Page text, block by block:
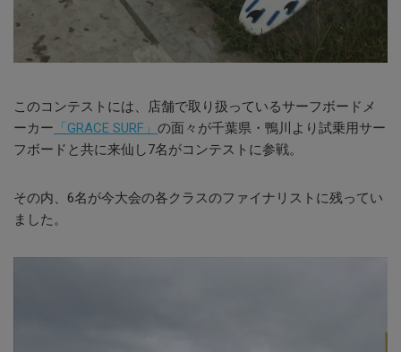
このコンテストには、店舗で取り扱っているサーフボードメ
ーカー 「GRACE SURF」 の面々が千葉県・鴨川より試乗用サー
フボードと共に来仙し7名がコンテストに参戦。
その内、6名が今大会の各クラスのファイナリストに残ってい
ました。